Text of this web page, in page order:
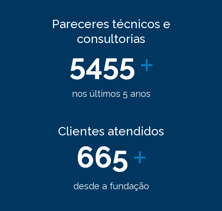
Pareceres técnicos e
consultorias
5455
nos últimos 5 anos
Clientes atendidos
665
desde a fundação